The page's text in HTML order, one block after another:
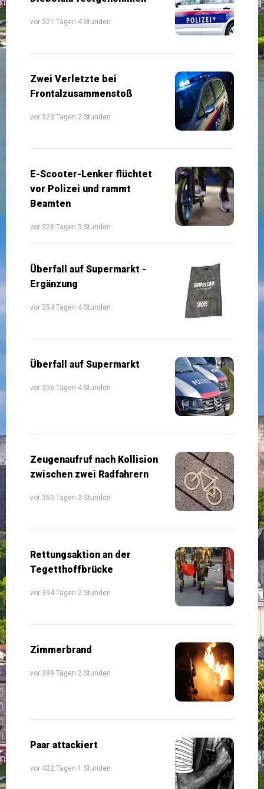
vor 321 Tagen 4 Stunden
Zwei Verletzte bei
Frontalzusammenstoß
vor 323 Tagen 2 Stunden
E-Scooter-Lenker flüchtet
vor Polizei und rammt
Beamten
vor 328 Tagen 5 Stunden
Überfall auf Supermarkt -
Ergänzung
vor 354 Tagen 4 Stunden
Überfall auf Supermarkt
vor 356 Tagen 4 Stunden
Zeugenaufruf nach Kollision
zwischen zwei Radfahrern
vor 360 Tagen 3 Stunden
Rettungsaktion an der
Tegetthoffbrücke
vor 394 Tagen 2 Stunden
Zimmerbrand
vor 399 Tagen 2 Stunden
Paar attackiert
vor 422 Tagen 1 Stunden